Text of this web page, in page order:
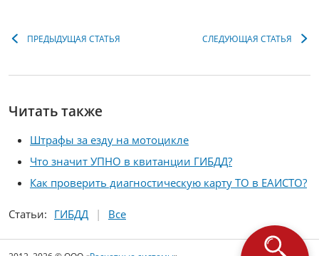
ПРЕДЫДУЩАЯ СТАТЬЯ СЛЕДУЮЩАЯ СТАТЬЯ
Читать также
Штрафы за езду на мотоцикле
Что значит УПНО в квитанции ГИБДД?
Как проверить диагностическую карту ТО в ЕАИСТО?
Статьи: ГИБДД Все